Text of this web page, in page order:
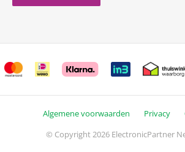
Algemene voorwaarden Privacy
© Copyright 2026 ElectronicPartner